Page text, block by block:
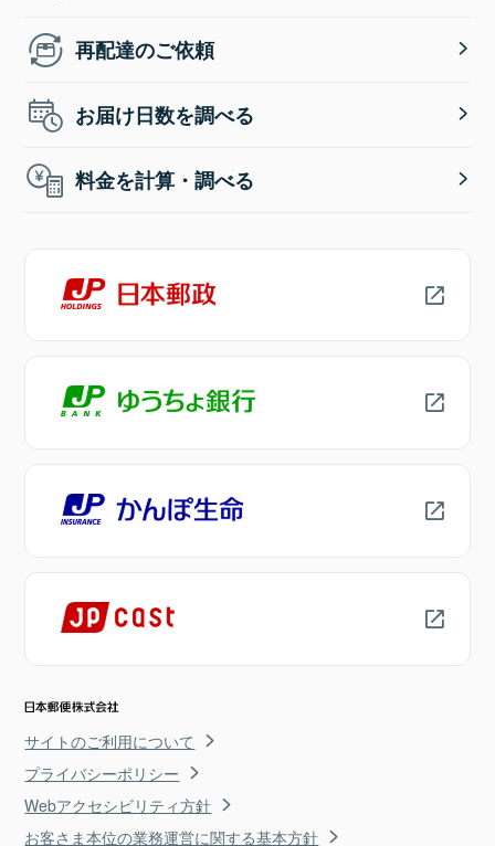
再配達のご依頼
お届け日数を調べる
料金を計算・調べる
サイトのご利用について
プライバシーポリシー
Webアクセシビリティ方針
お客さま本位の業務運営に関する基本方針